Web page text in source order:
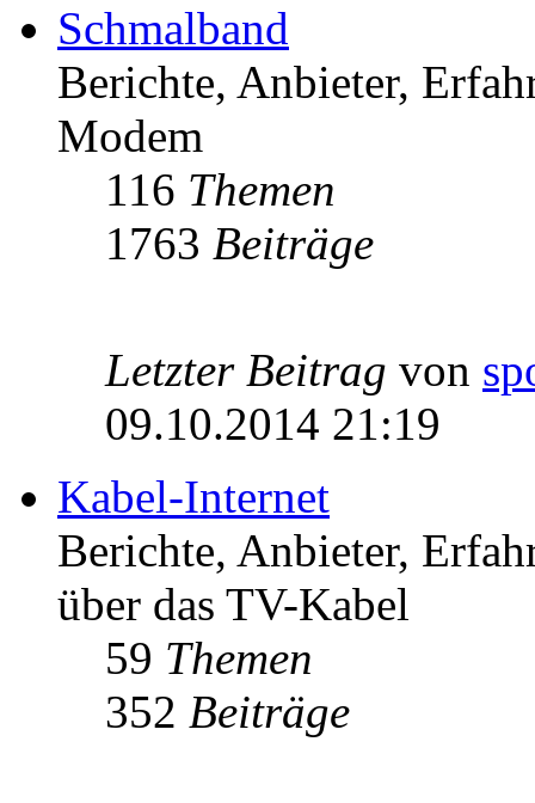
Schmalband
Berichte, Anbieter,
Modem
116 Themen
1763 Beiträge
Letzter Beitrag von
09.10.2014 21:19
Kabel-Internet
Berichte, Anbieter,
über das TV-Kabel
59 Themen
352 Beiträge